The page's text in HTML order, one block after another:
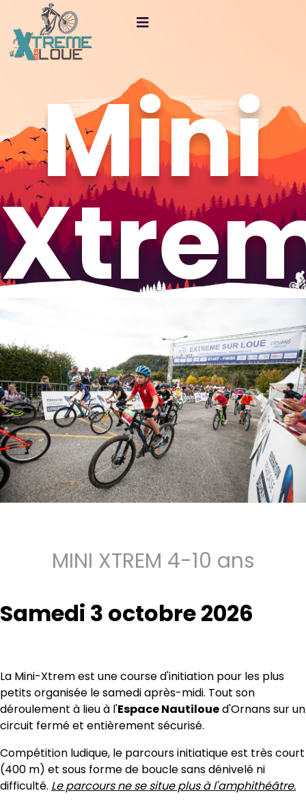
Mini
MINI XTREM 4-10 ans
Samedi 3 octobre 2026
La Mini-Xtrem est une course d'initiation pour les plus
petits organisée le samedi après-midi. Tout son
déroulement à lieu à l'Espace Nautiloued'Ornans sur un
circuit fermé et entièrement sécurisé.
Compétition ludique, le parcours initiatique est très court
(400 m) et sous forme de boucle sans dénivelé ni
difficulté. Le parcours ne se situe plus à l'amphithéâtre.